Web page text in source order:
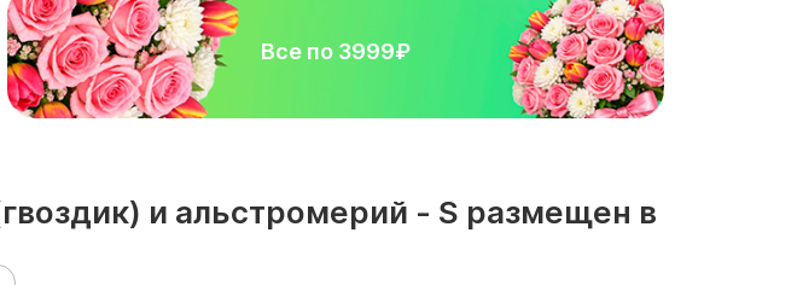
Все по 3999₽
и альстромерий - S размещен в